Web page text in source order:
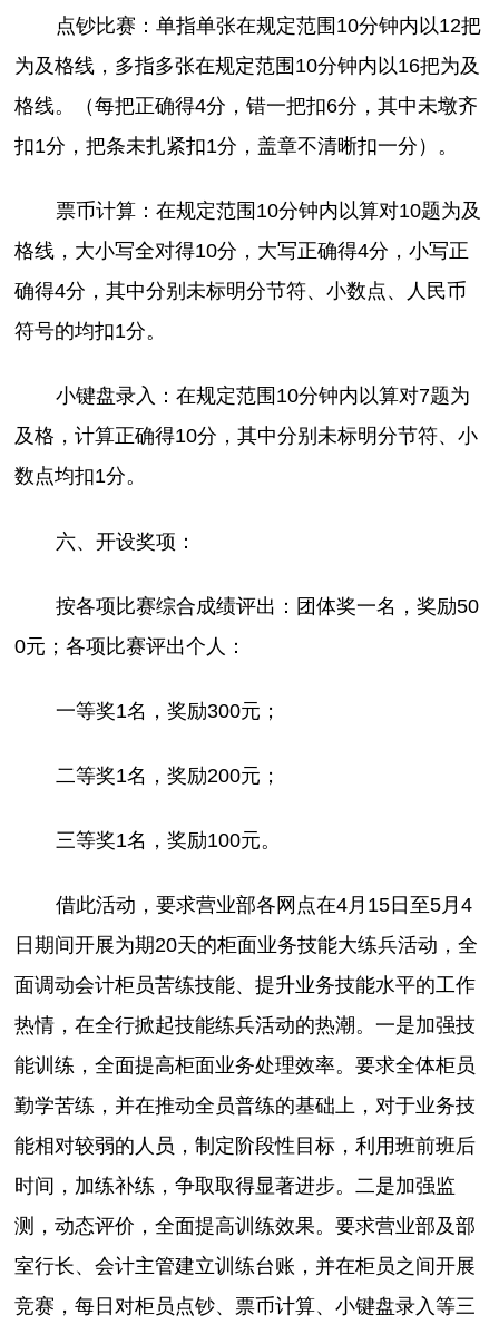
点钞比赛：单指单张在规定范围10分钟内以12把
为及格线，多指多张在规定范围10分钟内以16把为及
格线。（每把正确得4分，错一把扣6分，其中未墩齐
扣1分，把条未扎紧扣1分，盖章不清晰扣一分）。
票币计算：在规定范围10分钟内以算对10题为及
格线，大小写全对得10分，大写正确得4分，小写正
确得4分，其中分别未标明分节符、小数点、人民币
符号的均扣1分。
小键盘录入：在规定范围10分钟内以算对7题为
及格，计算正确得10分，其中分别未标明分节符、小
数点均扣1分。
六、开设奖项：
按各项比赛综合成绩评出：团体奖一名，奖励50
0元；各项比赛评出个人：
一等奖1名，奖励300元；
二等奖1名，奖励200元；
三等奖1名，奖励100元。
借此活动，要求营业部各网点在4月15日至5月4
日期间开展为期20天的柜面业务技能大练兵活动，全
面调动会计柜员苦练技能、提升业务技能水平的工作
热情，在全行掀起技能练兵活动的热潮。一是加强技
能训练，全面提高柜面业务处理效率。要求全体柜员
勤学苦练，并在推动全员普练的基础上，对于业务技
能相对较弱的人员，制定阶段性目标，利用班前班后
时间，加练补练，争取取得显著进步。二是加强监
测，动态评价，全面提高训练效果。要求营业部及部
室行长、会计主管建立训练台账，并在柜员之间开展
竞赛，每日对柜员点钞、票币计算、小键盘录入等三